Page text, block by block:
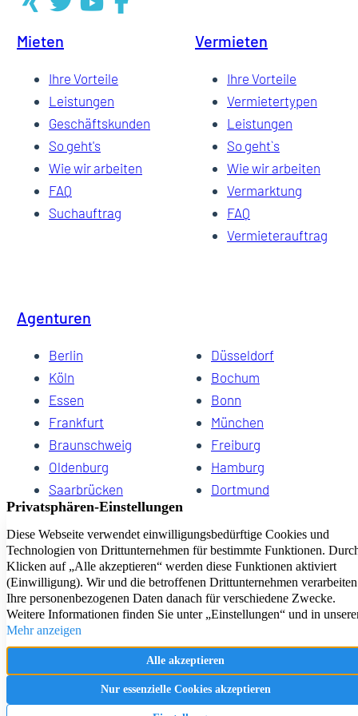
Mieten
Ihre Vorteile
Leistungen
Geschäftskunden
So geht's
Wie wir arbeiten
FAQ
Suchauftrag
Vermieten
Ihre Vorteile
Vermietertypen
Leistungen
So geht`s
Wie wir arbeiten
Vermarktung
FAQ
Vermieterauftrag
Agenturen
Berlin
Düsseldorf
Köln
Bochum
Essen
Bonn
Frankfurt
München
Braunschweig
Freiburg
Oldenburg
Hamburg
Saarbrücken
Dortmund
Hannover
Dresden
Kiel
Wuppertal
Bremen
HomeCompany eG Ihre Agenturen für Wohnen auf Zeit
Impressum Datenschutz Kontakt